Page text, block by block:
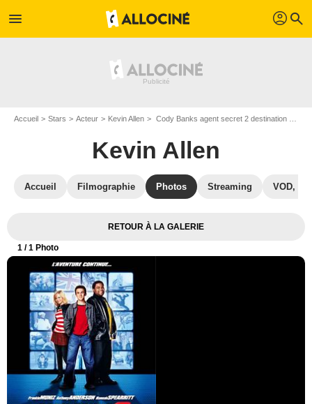
menu profil search
Accueil Stars Acteur Kevin Allen Cody Banks agent secret 2 destination Londres : Affiche Kevin Allen
Kevin Allen
Accueil Filmographie Photos Streaming VOD,
RETOUR À LA GALERIE
1 / 1 Photo